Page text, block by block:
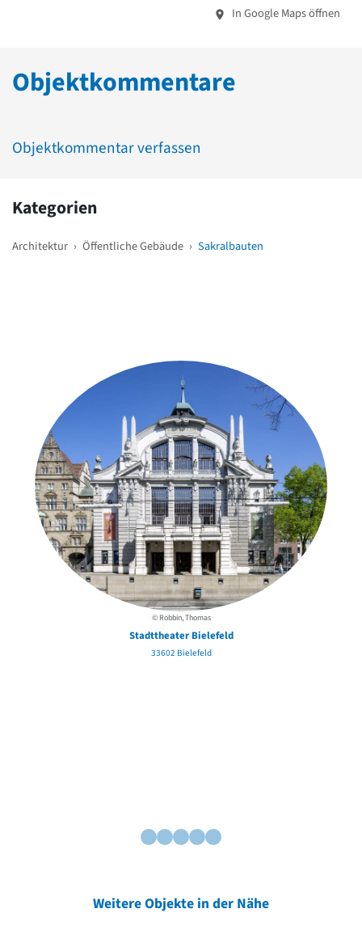
In Google Maps öffnen
Objektkommentare
Objektkommentar verfassen
Kategorien
Architektur › Öffentliche Gebäude › Sakralbauten
© Robbin, Thomas
Stadttheater Bielefeld
33602 Bielefeld
Weitere Objekte in der Nähe